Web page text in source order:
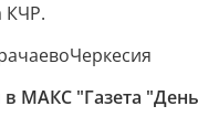
КЧР.
в МАКС "Газета